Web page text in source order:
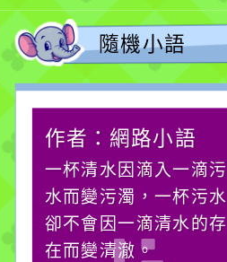
隨機小語
作者：網路小語
一杯清水因滴入一滴污
水而變污濁，一杯污水
卻不會因一滴清水的存
在而變清澈。